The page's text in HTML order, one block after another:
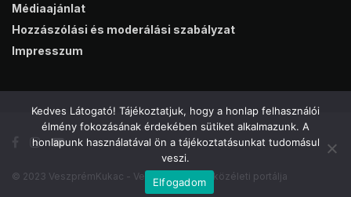
Médiaajánlat
Hozzászólási és moderálási szabályzat
Impresszum
© 2023 VeszprémKukac - Veszprém online közéleti portálja
Kedves Látogató! Tájékoztatjuk, hogy a honlap felhasználói
élmény fokozásának érdekében sütiket alkalmazunk. A
honlapunk használatával ön a tájékoztatásunkat tudomásul
veszi.
Elfogadom